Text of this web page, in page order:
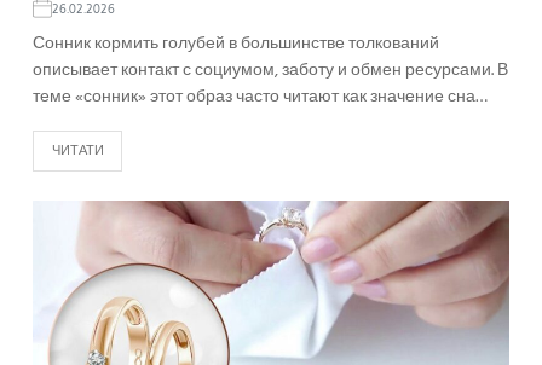
26.02.2026
Сонник кормить голубей в большинстве толкований
описывает контакт с социумом, заботу и обмен ресурсами. В
теме «сонник» этот образ часто читают как значение сна…
ЧИТАТИ